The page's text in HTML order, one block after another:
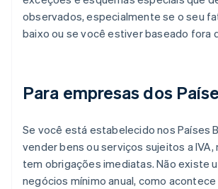
observados, especialmente se o seu
baixo ou se você estiver baseado fora
Para empresas dos
Se você está estabelecido nos Países
vender bens ou serviços sujeitos a IVA,
tem obrigações imediatas. Não existe
negócios mínimo anual, como acontece